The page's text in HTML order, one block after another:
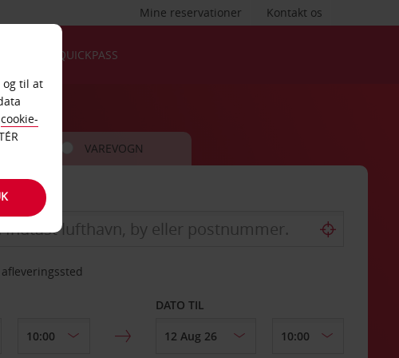
Kontakt os
Mine reservationer
QUICKPASS
VAREVOGN
DATO TIL
og til at
cookie-